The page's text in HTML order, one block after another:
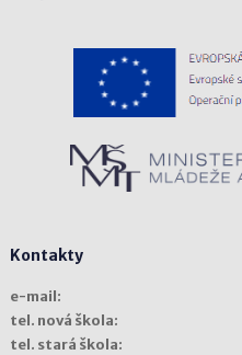
Kontakty
e-mail:
tel. nová škola:
tel. stará škola: